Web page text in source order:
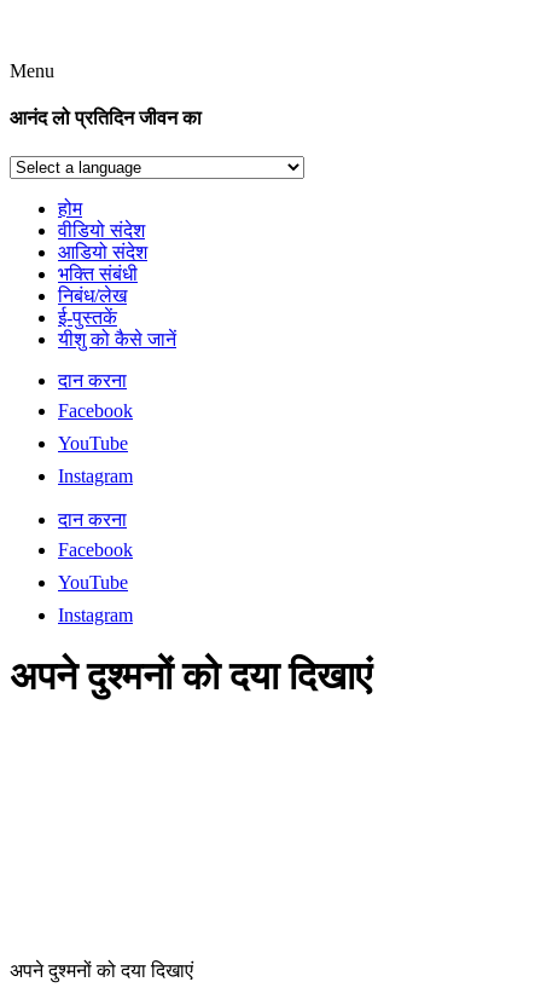
Menu
आनंद लो प्रतिदिन जीवन का
होम
वीडियो संदेश
आडियो संदेश
भक्ति संबंधी
निबंध/लेख
ई-पुस्तकें
यीशु को कैसे जानें
दान करना
Facebook
YouTube
Instagram
दान करना
Facebook
YouTube
Instagram
अपने दुश्मनों को दया दिखाएं
अपने दुश्मनों को दया दिखाएं